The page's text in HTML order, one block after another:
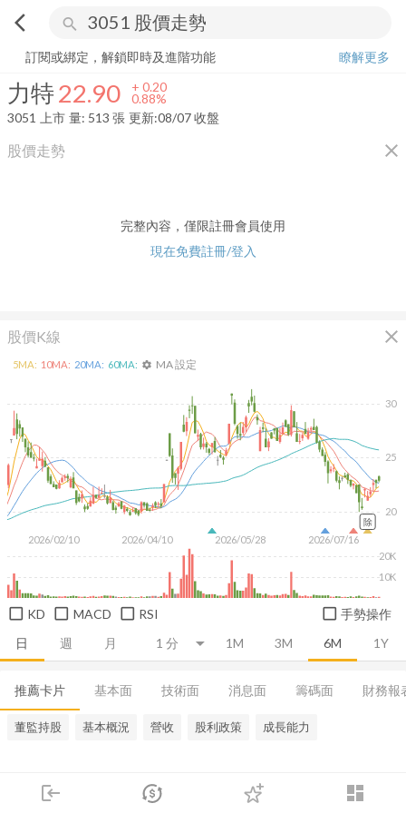
arrow_back_ios search
login dashboard
市場 登入
力特 22.90+ 0.88%
訂閱或綁定，解鎖即時及進階功能
瞭解更多
力特22.90 + 0.20
0.88%
3051
上市 量: 513 張 更新:08/07 收盤
股價走勢 close
完整內容，僅限註冊會員使用
現在免費註冊/登入
股價K線 close
日 週 月 1M 3M 6M 1Y
2026/02/10 2026/04/10 2026/05/28 2026/07/16
20
25
30
10K
20K
5MA: 10MA: 20MA: 60MA: settings MA 設定
除
KD MACD RSI 手勢操作
推薦卡片 基本面 技術面 消息面 籌碼面 財務報
董監持股 基本概況 營收 股利政策 成長能力